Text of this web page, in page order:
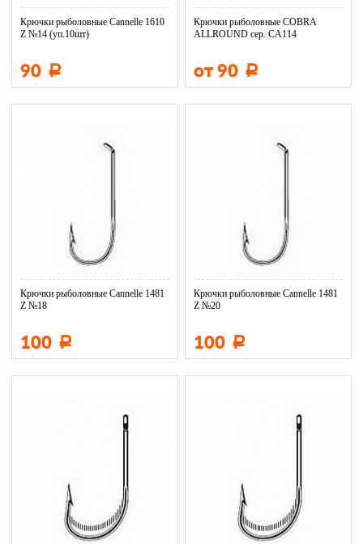
Крючки рыболовные Cannelle 1610
Z №14 (уп.10шт)
90 Р
Крючки рыболовные COBRA
ALLROUND сер. CA114
от 90 Р
Крючки рыболовные Cannelle 1481
Z №18
100 Р
Крючки рыболовные Cannelle 1481
Z №20
100 Р